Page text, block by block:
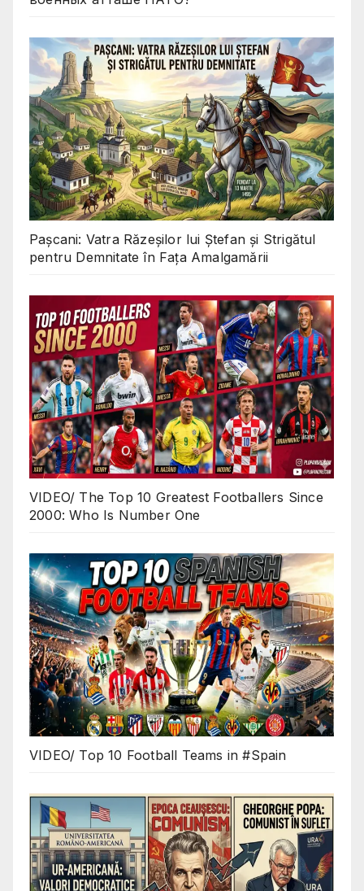
Pașcani: Vatra Răzeșilor lui Ștefan și Strigătul
pentru Demnitate în Fața Amalgamării
VIDEO/ The Top 10 Greatest Footballers Since
2000: Who Is Number One
VIDEO/ Top 10 Football Teams in #Spain